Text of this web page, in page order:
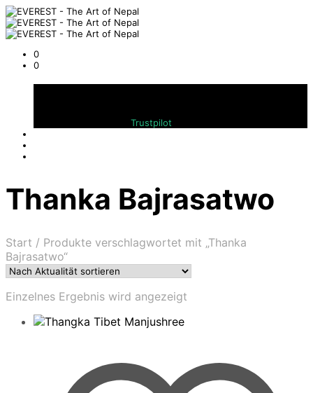
0
0
Trustpilot
Thanka Bajrasatwo
Start / Produkte verschlagwortet mit „Thanka
Bajrasatwo“
Einzelnes Ergebnis wird angezeigt